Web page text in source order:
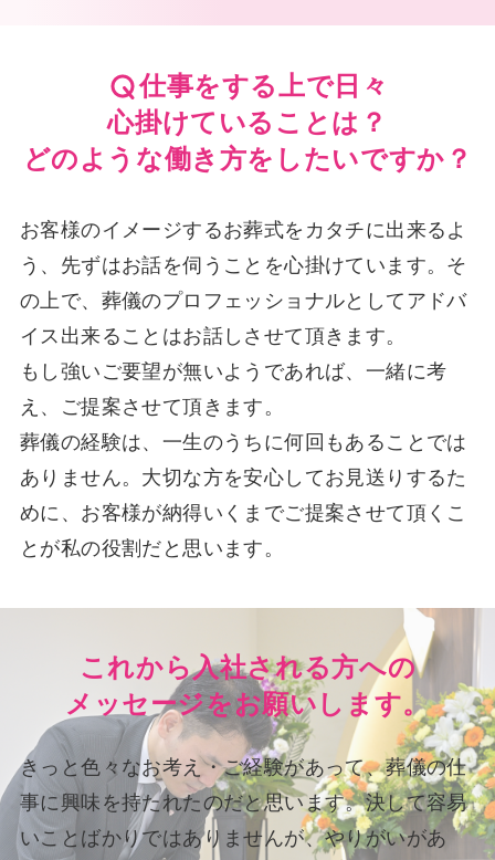
仕事をする上で日々
心掛けていることは？
どのような働き方をしたいですか？
お客様のイメージするお葬式をカタチに出来るよ
う、先ずはお話を伺うことを心掛けています。そ
の上で、葬儀のプロフェッショナルとしてアドバ
イス出来ることはお話しさせて頂きます。
もし強いご要望が無いようであれば、一緒に考
え、ご提案させて頂きます。
葬儀の経験は、一生のうちに何回もあることでは
ありません。大切な方を安心してお見送りするた
めに、お客様が納得いくまでご提案させて頂くこ
とが私の役割だと思います。
これから入社される方への
メッセージをお願いします。
きっと色々なお考え・ご経験があって、葬儀の仕
事に興味を持たれたのだと思います。決して容易
いことばかりではありませんが、やりがいがあ